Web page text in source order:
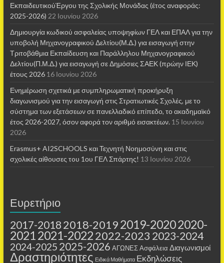
ΕκπαιδευτικούΈργου της Σχολικής Μονάδας (έτος αναφοράς:
2025-2026) 22 Ιουνίου 2026
Δημιουργία κωδικού ασφαλείας υποψηφίων ΓΕΛ και ΕΠΑΛ για την
υποβολή Μηχανογραφικού Δελτίου(Μ.Δ.) για εισαγωγή στην
Τριτοβάθμια Εκπαίδευση και Παράλληλου Μηχανογραφικού
Δελτίου(Π.Μ.Δ.) για εισαγωγή σε Δημόσιες ΣΑΕΚ (πρώην ΙΕΚ)
έτους 2026 16 Ιουνίου 2026
Ενημέρωση σχετικά με συμπληρωματική προκήρυξη
διαγωνισμού για την εισαγωγή στις Στρατιωτικές Σχολές, με το
σύστημα των εξετάσεων σε πανελλαδικό επίπεδο, το ακαδημαϊκό
έτος 2026-2027, όσον αφορά τον αριθμό εισακτέων. 15 Ιουνίου
2026
Erasmus+ AI2SCHOOLS και Τεχνητή Νοημοσύνη και στις
σχολικές αίθουσες τoυ 1ου ΓΕΛ Σπάρτης! 13 Ιουνίου 2026
Ευρετήριο
2017-2018 2018-20192019-20202020-
2021 2021-20222022-2023 2023-2024
2024-2025 2025-2026 ΑΓΩΝΕΣ Ασφάλεια Διαγωνισμοί
Δραστηριότητες Ειδικά Μαθήματα Εκδηλώσεις